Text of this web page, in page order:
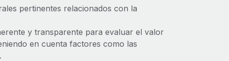
pertinentes relacionados con la
y transparente para evaluar el valor
en cuenta factores como las